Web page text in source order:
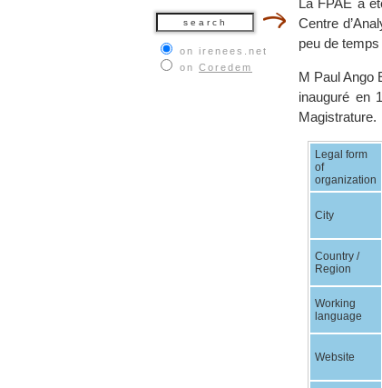
on irenees.net
on Coredem
La FPAE a
Centre
peu de
M Paul Ango
inauguré en
Magistrature.
Legal form
of
organization
City
Country /
Region
Working
language
Website